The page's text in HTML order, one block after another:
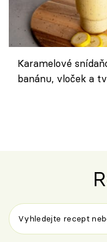
Karamelové
banánu, vloček a